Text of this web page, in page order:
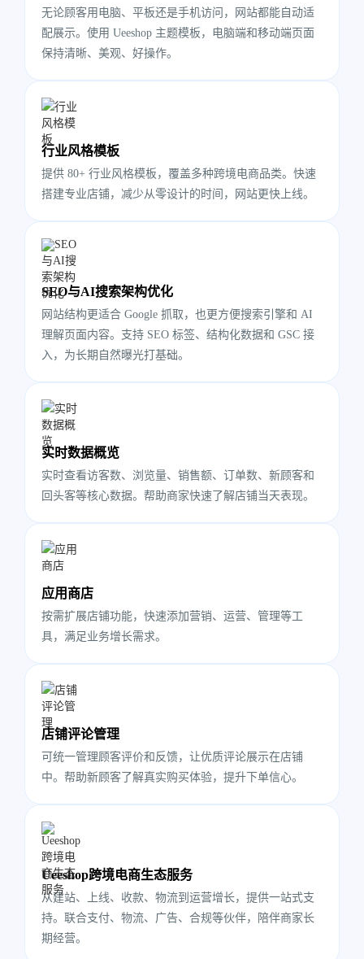
无论顾客用电脑、平板还是手机访问，网站都能自动适
配展示。使用 Ueeshop 主题模板，电脑端和移动端页面
保持清晰、美观、好操作。
行业风格模板
提供 80+ 行业风格模板，覆盖多种跨境电商品类。快速
搭建专业店铺，减少从零设计的时间，网站更快上线。
SEO与AI搜索架构优化
网站结构更适合 Google 抓取，也更方便搜索引擎和 AI
理解页面内容。支持 SEO 标签、结构化数据和 GSC 接
入，为长期自然曝光打基础。
实时数据概览
实时查看访客数、浏览量、销售额、订单数、新顾客和
回头客等核心数据。帮助商家快速了解店铺当天表现。
应用商店
按需扩展店铺功能，快速添加营销、运营、管理等工
具，满足业务增长需求。
店铺评论管理
可统一管理顾客评价和反馈，让优质评论展示在店铺
中。帮助新顾客了解真实购买体验，提升下单信心。
Ueeshop跨境电商生态服务
从建站、上线、收款、物流到运营增长，提供一站式支
持。联合支付、物流、广告、合规等伙伴，陪伴商家长
期经营。